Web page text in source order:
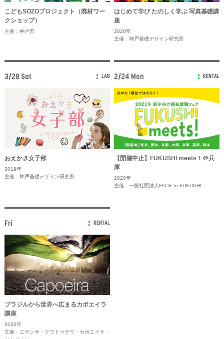
こどもSOZOプロジェクト（廃材ワー
クショップ）
主催：神戸市
はじめて学び たのしく学ぶ 写真基礎講
座
2020年
主催：神戸基礎デザイン研究所
3/28 Sat LAB
おえかき女子部
2019年
主催：神戸基礎デザイン研究所
2/24 Mon RENTAL
【開催中止】FUKUSHI meets！＠兵
庫
2020年
主催：一般社団法人FACE to FUKUSHI
Fri RENTAL
ブラジルから世界へ広まるカポエイラ
講座
2020年
主催：エランサ・クウトゥラウ・カポエイラ・